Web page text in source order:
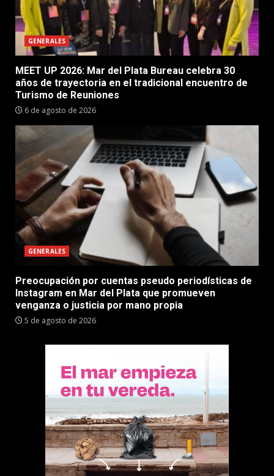
GENERALES
MEET UP 2026: Mar del Plata Bureau celebra 30
años de trayectoria en el tradicional encuentro de
Turismo de Reuniones
6 de agosto de 2026
GENERALES
Preocupación por cuentas pseudo periodísticas de
Instagram en Mar del Plata que promueven
venganza o justicia por mano propia
5 de agosto de 2026